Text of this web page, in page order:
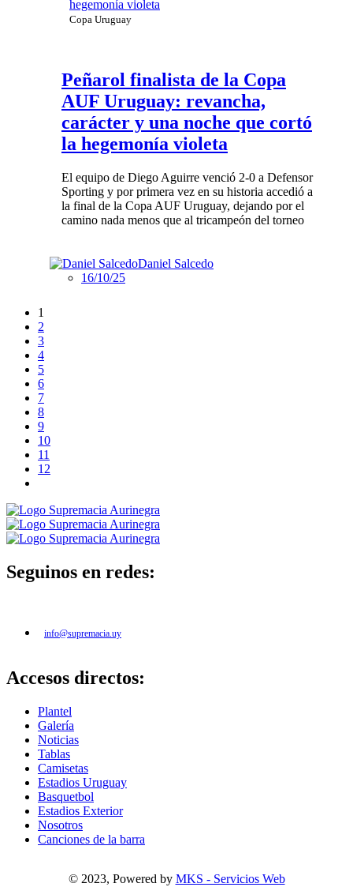
Copa Uruguay
Peñarol finalista de la Copa
AUF Uruguay: revancha,
carácter y una noche que cortó
la hegemonía violeta
El equipo de Diego Aguirre venció 2-0 a Defensor
Sporting y por primera vez en su historia accedió a
la final de la Copa AUF Uruguay, dejando por el
camino nada menos que al tricampeón del torneo
Daniel Salcedo
16/10/25
1
2
3
4
5
6
7
8
9
10
11
12
Seguinos en redes:
info@supremacia.uy
Accesos directos:
Plantel
Galería
Noticias
Tablas
Camisetas
Estadios Uruguay
Basquetbol
Estadios Exterior
Nosotros
Canciones de la barra
© 2023, Powered by MKS - Servicios Web